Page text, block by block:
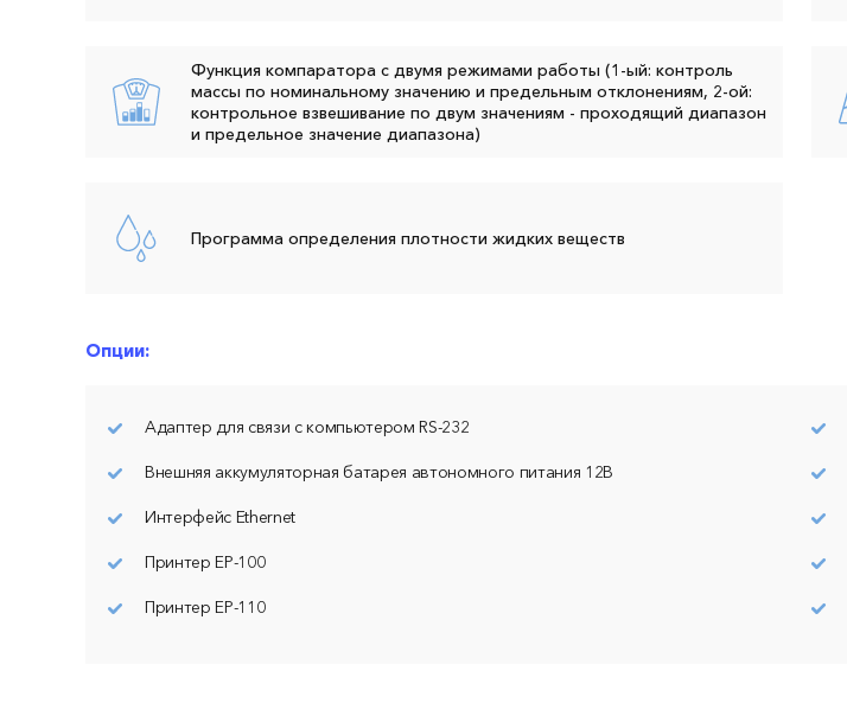
Функция компаратора с двумя режимами работы (1-ый: контроль
массы по номинальному значению и предельным отклонениям, 2-ой:
контрольное взвешивание по двум значениям - проходящий диапазон
и предельное значение диапазона)
Программа определения плотности жидких веществ
Опции:
Адаптер для связи с компьютером RS-232
Внешняя аккумуляторная батарея автономного питания 12В
Интерфейс Ethernet
Принтер ЕР-100
Принтер ЕР-110